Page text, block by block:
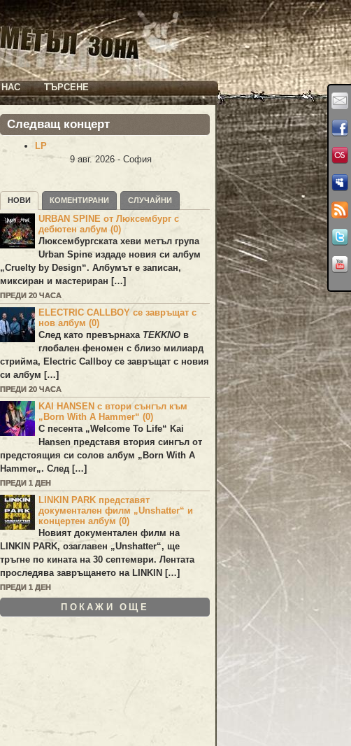
НАС ТЪРСЕНЕ
Следващ концерт
LP
9 авг. 2026 - София
НОВИ КОМЕНТИРАНИ СЛУЧАЙНИ
URBAN SPINE от Люксембург с
дебютен албум (0)
Люксембургската хеви метъл група
Urban Spineиздаде новия си албум
„Cruelty by Design“. Албумът е записан,
миксиран и мастериран […]
ПРЕДИ 20 ЧАСА
ELECTRIC CALLBOY се завръщат с
нов албум (0)
След като превърнаха TEKKNO в
глобален феномен с близо милиард
стрийма, Electric Callboy се завръщат с новия
си албум […]
ПРЕДИ 20 ЧАСА
KAI HANSEN с втори сънгъл към
„Born With A Hammer“ (0)
С песента „Welcome To Life“ Kai
Hansen представя втория сингъл от
предстоящия си солов албум „ Born With A
Hammer„. След […]
ПРЕДИ 1 ДЕН
LINKIN PARK представят
документален филм „Unshatter“ и
концертен албум (0)
Новият документален филм на
LINKIN PARK, озаглавен „Unshatter“, ще
тръгне по кината на 30 септември. Лентата
проследява завръщането наLINKIN […]
ПРЕДИ 1 ДЕН
ПОКАЖИ ОЩЕ